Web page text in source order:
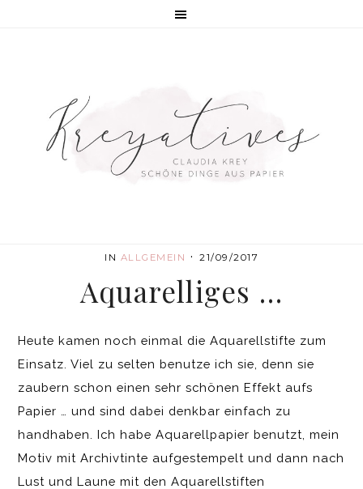
IN ALLGEMEIN · 21/09/2017
Aquarelliges …
Heute kamen noch einmal die Aquarellstifte zum
Einsatz. Viel zu selten benutze ich sie, denn sie
zaubern schon einen sehr schönen Effekt aufs
Papier … und sind dabei denkbar einfach zu
handhaben. Ich habe Aquarellpapier benutzt, mein
Motiv mit Archivtinte aufgestempelt und dann nach
Lust und Laune mit den Aquarellstiften